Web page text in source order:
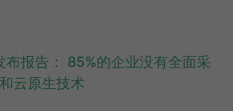
布报告： 85%的企业没有全面采
云原生技术